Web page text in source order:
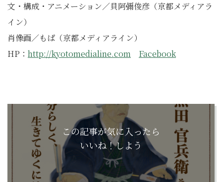
文・構成・アニメーション／貝阿彌俊彦（京都メディアラ
イン）
肖像画／もぱ（京都メディアライン）
HP： http://kyotomedialine.com Facebook
この記事が気に入ったら
いいね！しよう